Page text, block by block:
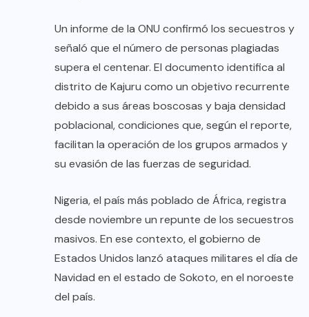
Un informe de la ONU confirmó los secuestros y
señaló que el número de personas plagiadas
supera el centenar. El documento identifica al
distrito de Kajuru como un objetivo recurrente
debido a sus áreas boscosas y baja densidad
poblacional, condiciones que, según el reporte,
facilitan la operación de los grupos armados y
su evasión de las fuerzas de seguridad.
Nigeria, el país más poblado de África, registra
desde noviembre un repunte de los secuestros
masivos. En ese contexto, el gobierno de
Estados Unidos lanzó ataques militares el día de
Navidad en el estado de Sokoto, en el noroeste
del país.